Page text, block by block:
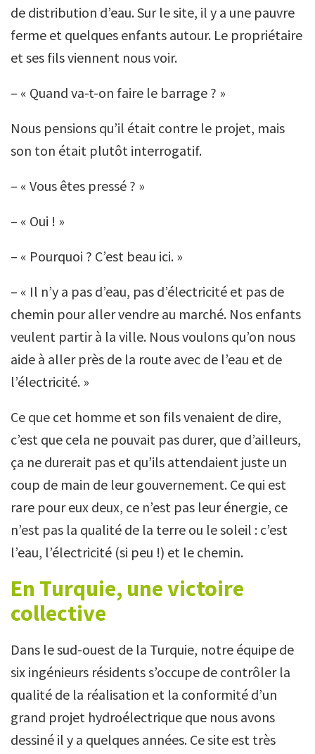
de distribution d’eau. Sur le site, il y a une pauvre
ferme et quelques enfants autour. Le propriétaire
et ses fils viennent nous voir.
– « Quand va-t-on faire le barrage ? »
Nous pensions qu’il était contre le projet, mais
son ton était plutôt interrogatif.
– « Vous êtes pressé ? »
– « Oui ! »
– « Pourquoi ? C’est beau ici. »
– « Il n’y a pas d’eau, pas d’électricité et pas de
chemin pour aller vendre au marché. Nos enfants
veulent partir à la ville. Nous voulons qu’on nous
aide à aller près de la route avec de l’eau et de
l’électricité. »
Ce que cet homme et son fils venaient de dire,
c’est que cela ne pouvait pas durer, que d’ailleurs,
ça ne durerait pas et qu’ils attendaient juste un
coup de main de leur gouvernement. Ce qui est
rare pour eux deux, ce n’est pas leur énergie, ce
n’est pas la qualité de la terre ou le soleil : c’est
l’eau, l’électricité (si peu !) et le chemin.
En Turquie, une victoire
collective
Dans le sud-ouest de la Turquie, notre équipe de
six ingénieurs résidents s’occupe de contrôler la
qualité de la réalisation et la conformité d’un
grand projet hydroélectrique que nous avons
dessiné il y a quelques années. Ce site est très